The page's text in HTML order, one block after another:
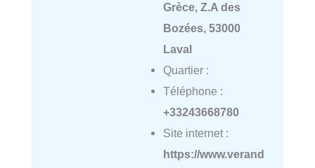
Grèce, Z.A des
Bozées, 53000
Laval
Quartier :
Téléphone :
+33243668780
Site internet :
https://www.verand